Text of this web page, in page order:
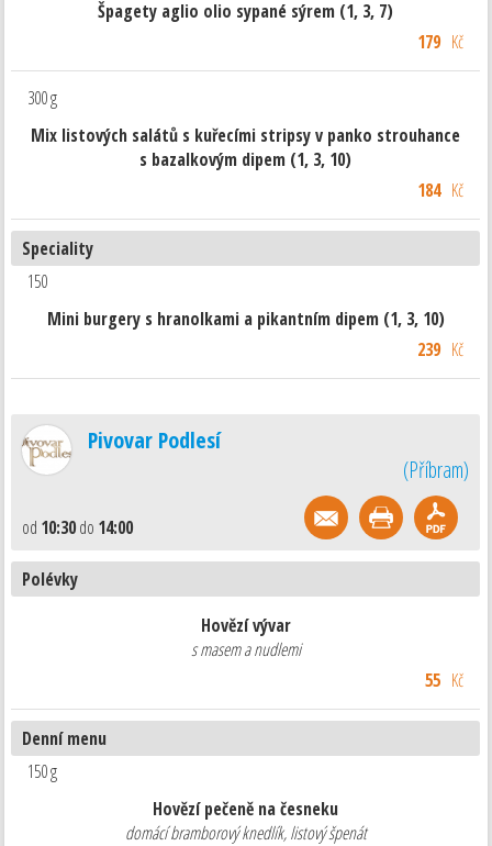
Špagety aglio olio sypané sýrem (1, 3, 7)
179Kč
300 g
Mix listových salátů s kuřecími stripsy v panko strouhance
s bazalkovým dipem (1, 3, 10)
184Kč
Speciality
150
Mini burgery s hranolkami a pikantním dipem (1, 3, 10)
239Kč
Pivovar Podlesí
(Příbram)
od 10:30do 14:00
Polévky
Hovězí vývar
s masem a nudlemi
55 Kč
Denní menu
150 g
Hovězí pečeně na česneku
domácí bramborový knedlík, listový špenát